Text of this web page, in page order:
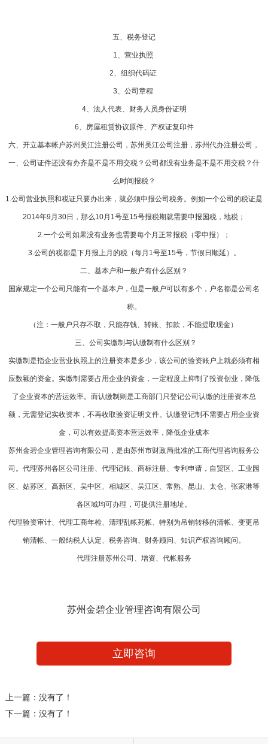
五、税务登记
1、营业执照
2、组织代码证
3、公司章程
4、法人代表、财务人员身份证明
6、房屋租赁协议原件、产权证复印件
六、开立基本帐户苏州吴江注册公司，苏州吴江公司注册，苏州代办注册公司，
一、公司证件还没有办齐是不是不用交税？公司都没有业务是不是不用交税？什
么时间报税？
1.公司营业执照和税证只要办出来，就必须申报公司税务。例如一个公司的税证是
2014年9月30日，那么10月1号至15号报税期就需要申报国税，地税；
2.一个公司如果没有业务也需要每个月正常报税（零申报）；
3.公司的税都是下月报上月的税（每月1号至15号，节假日顺延）。
二、基本户和一般户有什么区别？
国家规定一个公司只能有一个基本户，但是一般户可以有多个，户名都是公司名
称。
（注：一般户只存不取，只能存钱、转账、扣款，不能提取现金）
三、公司实缴制与认缴制有什么区别？
实缴制是指企业营业执照上的注册资本是多少，该公司的验资账户上就必须有相
应数额的资金。实缴制需要占用企业的资金，一定程度上抑制了投资创业，降低
了企业资本的营运效率。而认缴制则是工商部门只登记公司认缴的注册资本总
额，无需登记实收资本，不再收取验资证明文件。认缴登记制不需要占用企业资
金，可以有效提高资本营运效率，降低企业成本
苏州金碧企业管理咨询有限公司，是由苏州市财政局批准的工商代理咨询服务公
司。代理苏州各区公司注册、代理记账、商标注册、专利申请，自贸区、工业园
区、姑苏区、高新区、吴中区、相城区、吴江区、常熟、昆山、太仓、张家港等
各区域均可办理，可提供注册地址。
代理验资审计、代理工商年检、清理乱帐死帐、特别为吊销转移的清帐、变更吊
销清帐、一般纳税人认定、税务咨询、财务顾问、知识产权咨询顾问。
代理注册苏州公司、增资、代帐服务
苏州金碧企业管理咨询有限公司
立即咨询
上一篇：没有了！
下一篇：没有了！